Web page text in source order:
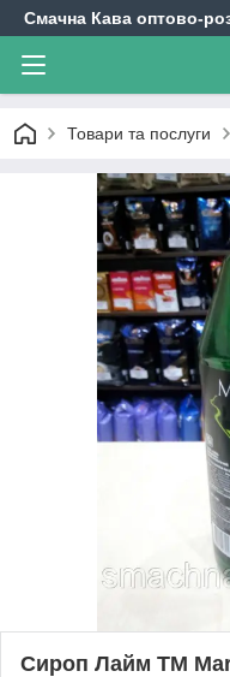
Смачна Кава оптово-
Товари та послуги
Сироп Лайм ТМ